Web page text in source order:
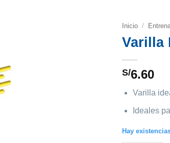
Inicio /
Varilla
S/6.60
Varilla
Ideales
Hay